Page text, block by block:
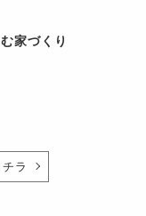
家づくり
ラ